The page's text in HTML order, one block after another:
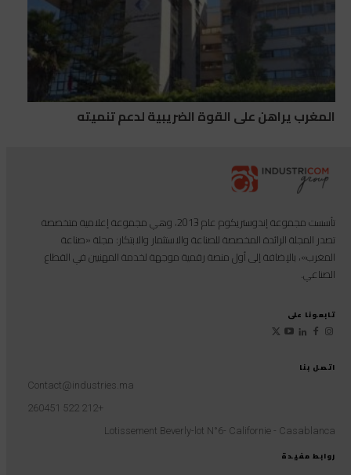
المغرب يراهن على القوة الضريبية لدعم تنميته
روابط مفيدة
اتصل بنا
Contact@industries.ma
+212 522 260451
Lotissement Beverly-lot N°6- Californie - Casablanca
تأسست مجموعة إندوستريكوم عام 2013، وهي مجموعة إعلامية متخصصة
تصدر المجلة الرائدة المخصصة للصناعة والاستثمار والابتكار: مجلة «صناعة
المغرب»، بالإضافة إلى أول منصة رقمية موجهة لخدمة المهنيين في القطاع
الصناعي.
تابعونا على